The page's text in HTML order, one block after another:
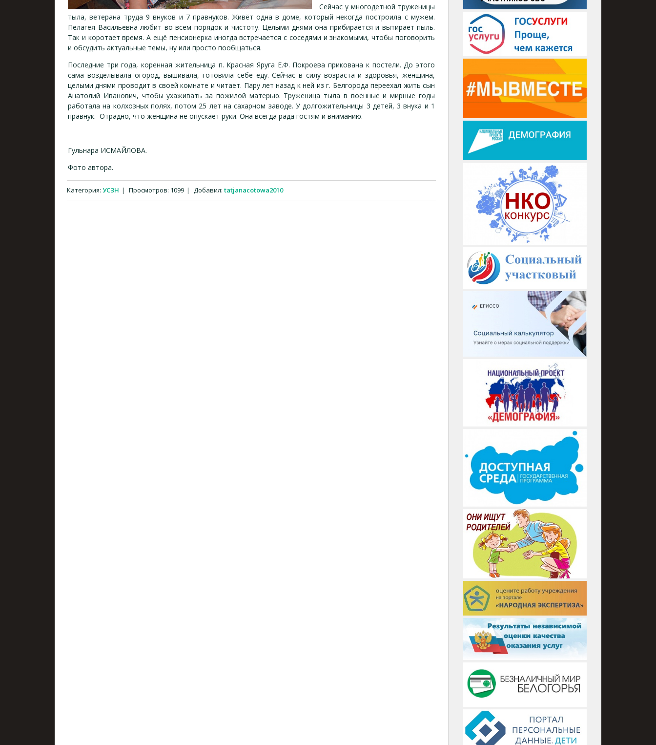
Сейчас у многодетной труженицы
тыла, ветерана труда 9 внуков и 7 правнуков. Живёт одна в доме, который некогда построила с мужем.
Пелагея Васильевна любит во всем порядок и чистоту. Целыми днями она прибирается и вытирает пыль.
Так и коротает время. А ещё пенсионерка иногда встречается с соседями и знакомыми, чтобы поговорить
и обсудить актуальные темы, ну или просто пообщаться.
Последние три года, коренная жительница п. Красная Яруга Е.Ф. Покроева прикована к постели. До этого
сама возделывала огород, вышивала, готовила себе еду. Сейчас в силу возраста и здоровья, женщина,
целыми днями проводит в своей комнате и читает. Пару лет назад к ней из г. Белгорода переехал жить сын
Анатолий Иванович, чтобы ухаживать за пожилой матерью. Труженица тыла в военные и мирные годы
работала на колхозных полях, потом 25 лет на сахарном заводе. У долгожительницы 3 детей, 3 внука и 1
правнук. Отрадно, что женщина не опускает руки. Она всегда рада гостям и вниманию.
Гульнара ИСМАЙЛОВА.
Фото автора.
Категория: УСЗН | Просмотров: 1099 | Добавил: tatjanacotowa2010